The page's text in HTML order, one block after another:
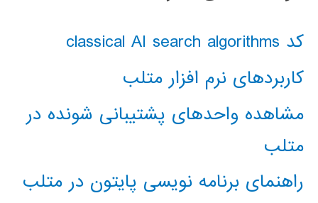
کد classical AI search algorithms
کاربردهای نرم افزار متلب
مشاهده واحدهای پشتیبانی شونده در
متلب
راهنمای برنامه نویسی پایتون در متلب